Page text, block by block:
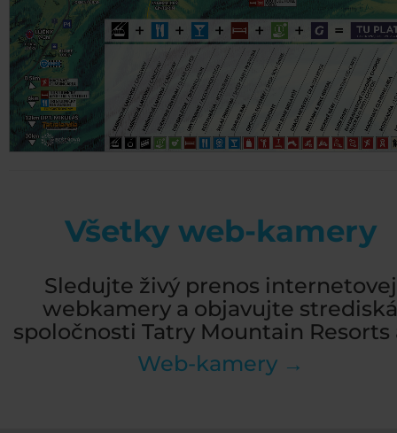
Všetky web-kamery
Sledujte živý prenos internetovej
webkamery a objavujte strediská
spoločnosti Tatry Mountain Resorts
Web-kamery →